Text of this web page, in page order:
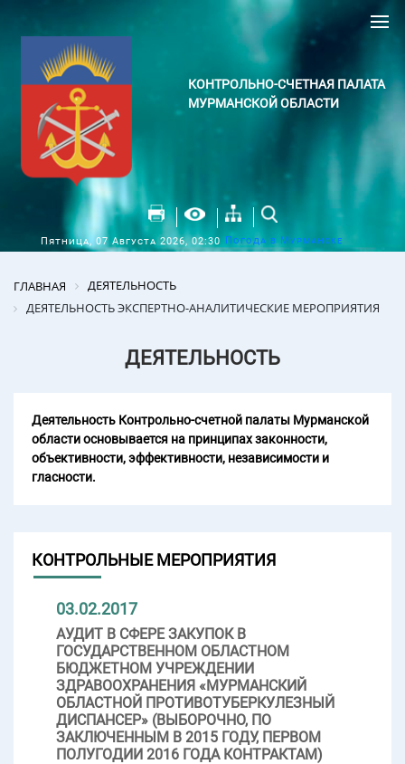
КОНТРОЛЬНО-СЧЕТНАЯ ПАЛАТА
МУРМАНСКОЙ ОБЛАСТИ
Пятница, 07 Августа 2026, 02:30 Погода в Мурманске
ГЛАВНАЯ
ДЕЯТЕЛЬНОСТЬ
ДЕЯТЕЛЬНОСТЬ ЭКСПЕРТНО-АНАЛИТИЧЕСКИЕ МЕРОПРИЯТИЯ
ДЕЯТЕЛЬНОСТЬ
Деятельность Контрольно-счетной палаты Мурманской
области основывается на принципах законности,
объективности, эффективности, независимости и
гласности.
КОНТРОЛЬНЫЕ МЕРОПРИЯТИЯ
03.02.2017
АУДИТ В СФЕРЕ ЗАКУПОК В
ГОСУДАРСТВЕННОМ ОБЛАСТНОМ
БЮДЖЕТНОМ УЧРЕЖДЕНИИ
ЗДРАВООХРАНЕНИЯ «МУРМАНСКИЙ
ОБЛАСТНОЙ ПРОТИВОТУБЕРКУЛЕЗНЫЙ
ДИСПАНСЕР» (ВЫБОРОЧНО, ПО
ЗАКЛЮЧЕННЫМ В 2015 ГОДУ, ПЕРВОМ
ПОЛУГОДИИ 2016 ГОДА КОНТРАКТАМ)